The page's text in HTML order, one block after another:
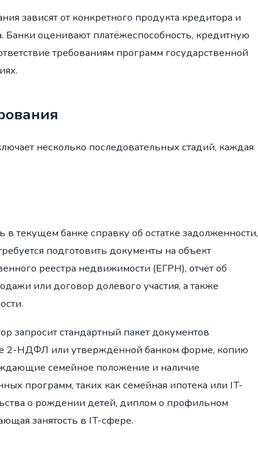
зависят от конкретного продукта кредитора и
оценивают платёжеспособность, кредитную
требованиям программ государственной
несколько последовательных стадий, каждая
текущем банке справку об остатке задолженности,
подготовить документы на объект
реестра недвижимости (ЕГРН), отчёт об
или договор долевого участия, а также
запросит стандартный пакет документов
2-НДФЛ или утверждённой банком форме, копию
семейное положение и наличие
программ, таких как семейная ипотека или IT-
о рождении детей, диплом о профильном
занятость в IT-сфере.